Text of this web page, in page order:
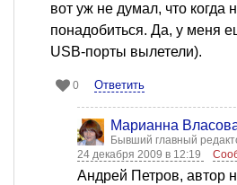
вот уж не думал, что когда
понадобиться. Да, у меня
USB-порты вылетели).
0 Ответить
Марианна
Бывший главный
24 декабря 2009 в 12:19
Андрей Петров, автор